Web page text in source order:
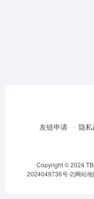
友链申请 隐
Copyright © 2024
2024049736号-2|网站